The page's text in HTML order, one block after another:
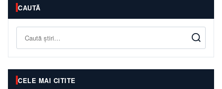
CAUTĂ
CELE MAI CITITE